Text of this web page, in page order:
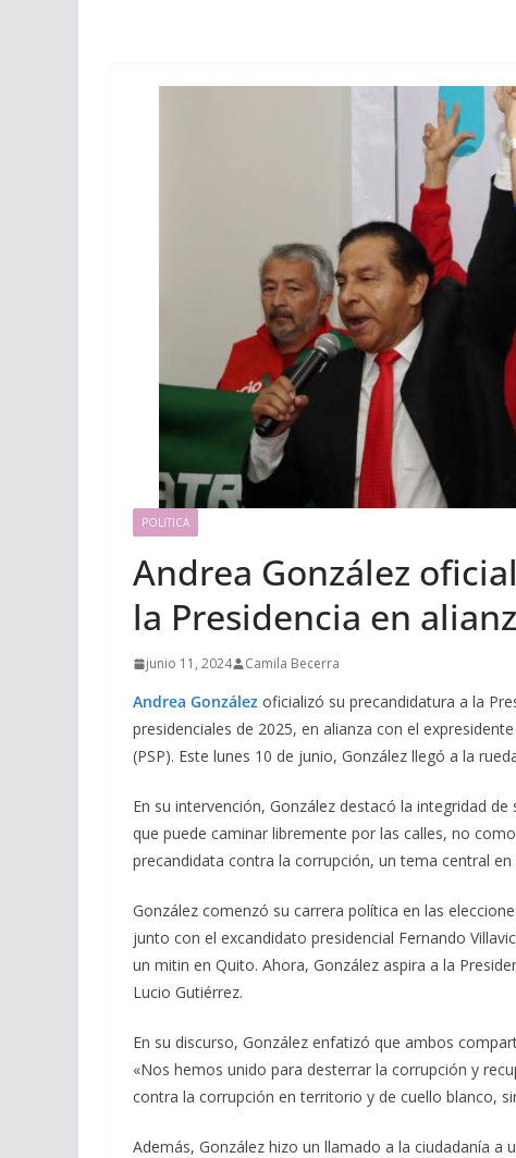
POLITICA
Andrea González
la Presidencia en
junio 11, 2024 Camila Becerra
Andrea González oficializó su precandidatura a la
presidenciales de 2025, en alianza con el expresidente
(PSP). Este lunes 10 de junio, González llegó a la
En su intervención, González destacó la integridad
que puede caminar libremente por las calles, no
precandidata contra la corrupción, un tema central en
González comenzó su carrera política en las
junto con el excandidato presidencial Fernando
un mitin en Quito. Ahora, González aspira a la
Lucio Gutiérrez.
En su discurso, González enfatizó que ambos
«Nos hemos unido para desterrar la corrupción y
contra la corrupción en territorio y de cuello blanco,
Además, González hizo un llamado a la ciudadanía a